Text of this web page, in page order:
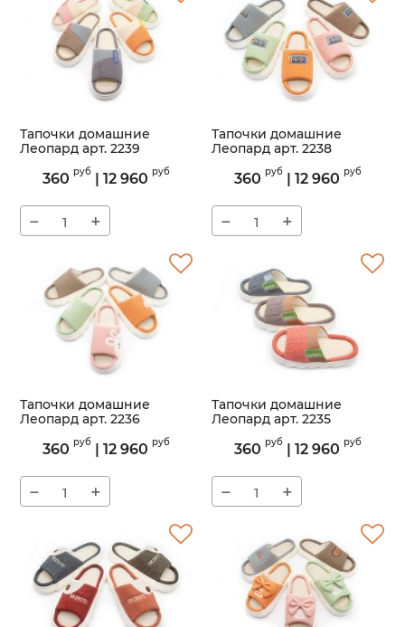
Тапочки домашние
Леопард арт. 2239
2239
360 руб | 12 960 руб
− +
Тапочки домашние
Леопард арт. 2238
2238
360 руб | 12 960 руб
− +
Тапочки домашние
Леопард арт. 2236
2236
360 руб | 12 960 руб
− +
Тапочки домашние
Леопард арт. 2235
2235
360 руб | 12 960 руб
− +